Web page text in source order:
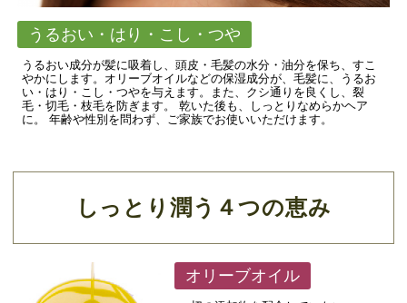
うるおい・はり・こし・つや
うるおい成分が髪に吸着し、頭皮・毛髪の水分・油分を保ち、すこ
やかにします。オリーブオイルなどの保湿成分が、毛髪に、うるお
い・はり・こし・つやを与えます。また、クシ通りを良くし、裂
毛・切毛・枝毛を防ぎます。 乾いた後も、しっとりなめらかヘア
に。 年齢や性別を問わず、ご家族でお使いいただけます。
しっとり潤う４つの恵み
オリーブオイル